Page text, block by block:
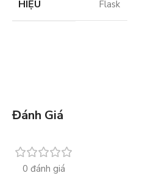
HIỆU
Flask
Đánh Giá
0 đánh giá